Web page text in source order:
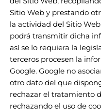
Sitio Web y prestando
la actividad del Sitio
podrá transmitir dicha
así se lo requiera la
terceros procesen la
Google. Google no
otro dato del que
rechazar el tratamiento
rechazando el uso de